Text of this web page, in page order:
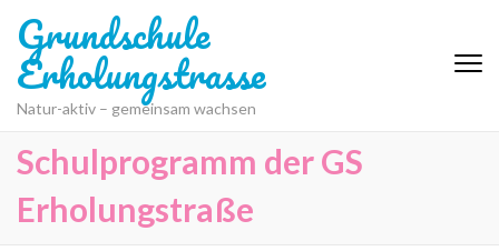
Grundschule
Erholungstrasse
Natur-aktiv – gemeinsam wachsen
Schulprogramm der GS
Erholungstraße